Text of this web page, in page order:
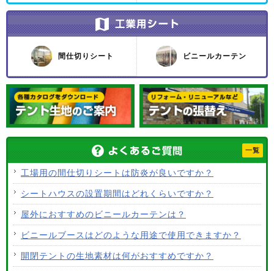
間仕切りシート ビニールカーテン
一覧
工場用の間仕切りシートは防炎が良いですか？
シートハウスの設置期間はどれくらいですか？
屋外におすすめのビニールカーテンは？
ビニールブースはどのような用途で使用できますか？
開閉テントの生地素材は何がおすすめですか？